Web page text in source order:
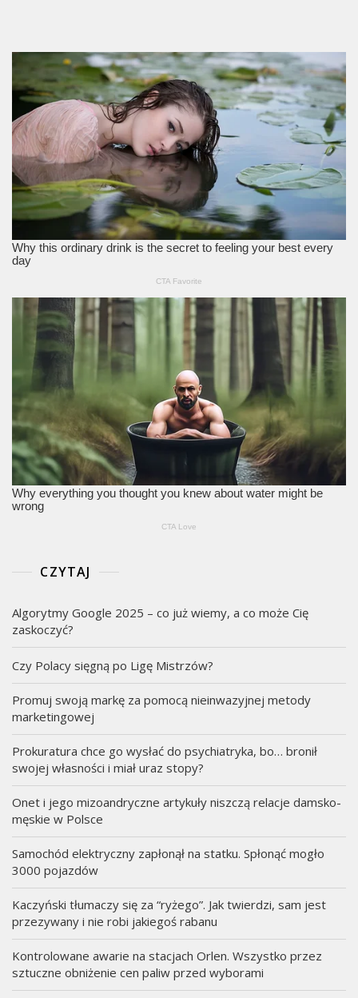
CZYTAJ
Algorytmy Google 2025 – co już wiemy, a co może Cię
zaskoczyć?
Czy Polacy sięgną po Ligę Mistrzów?
Promuj swoją markę za pomocą nieinwazyjnej metody
marketingowej
Prokuratura chce go wysłać do psychiatryka, bo… bronił
swojej własności i miał uraz stopy?
Onet i jego mizoandryczne artykuły niszczą relacje damsko-
męskie w Polsce
Samochód elektryczny zapłonął na statku. Spłonąć mogło
3000 pojazdów
Kaczyński tłumaczy się za “ryżego”. Jak twierdzi, sam jest
przezywany i nie robi jakiegoś rabanu
Kontrolowane awarie na stacjach Orlen. Wszystko przez
sztuczne obniżenie cen paliw przed wyborami